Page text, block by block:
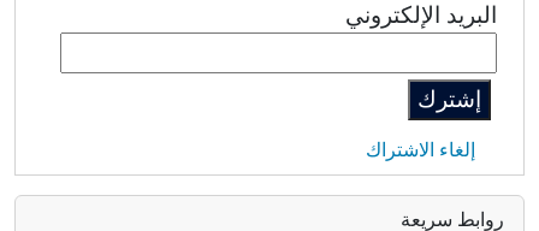
البريد الإلكتروني
إلغاء الاشتراك
روابط سريعة